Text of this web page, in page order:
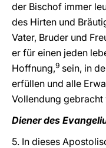
der Bischof immer
des Hirten und
Vater, Bruder und
er für einen jeden
Hoffnung,9 sein, in
erfüllen und alle
Vollendung gebracht
Diener des
5. In dieses